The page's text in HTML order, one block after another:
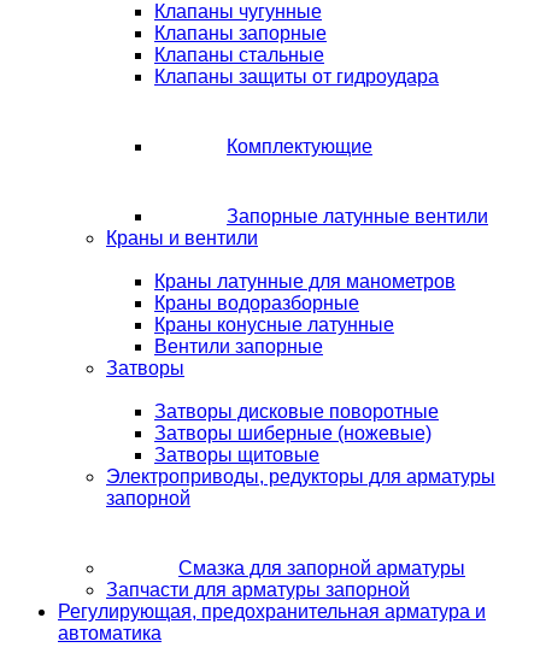
Клапаны чугунные
Клапаны запорные
Клапаны стальные
Клапаны защиты от гидроудара
Комплектующие
Запорные латунные вентили
Краны и вентили
Краны латунные для манометров
Краны водоразборные
Краны конусные латунные
Вентили запорные
Затворы
Затворы дисковые поворотные
Затворы шиберные (ножевые)
Затворы щитовые
Электроприводы, редукторы для арматуры
запорной
Смазка для запорной арматуры
Запчасти для арматуры запорной
Регулирующая, предохранительная арматура и
автоматика